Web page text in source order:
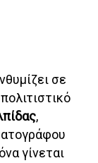
σε
,
γίνεται